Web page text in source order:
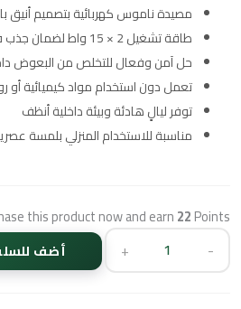
مصيدة ناموس كهربائية بتصميم أنيق
طاقة تشغيل 2 × 15 واط لضمان جذب فعال للحشرات الطائرة
حل آمن وفعال للتخلص من البعوض
تعمل دون استخدام مواد كيميائية أو
توفر ليالٍ هادئة وبيئة داخلية أنظف
مناسبة للاستخدام المنزلي بلمسة
this product now and earn22Points!
-
+ أضف